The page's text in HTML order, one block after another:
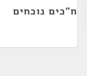
ח"כים נוכחים